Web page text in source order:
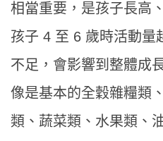
相當重要，是孩子長高
孩子 4 至 6 歲時活動量
不足，會影響到整體成
像是基本的全穀雜糧類
類、蔬菜類、水果類、